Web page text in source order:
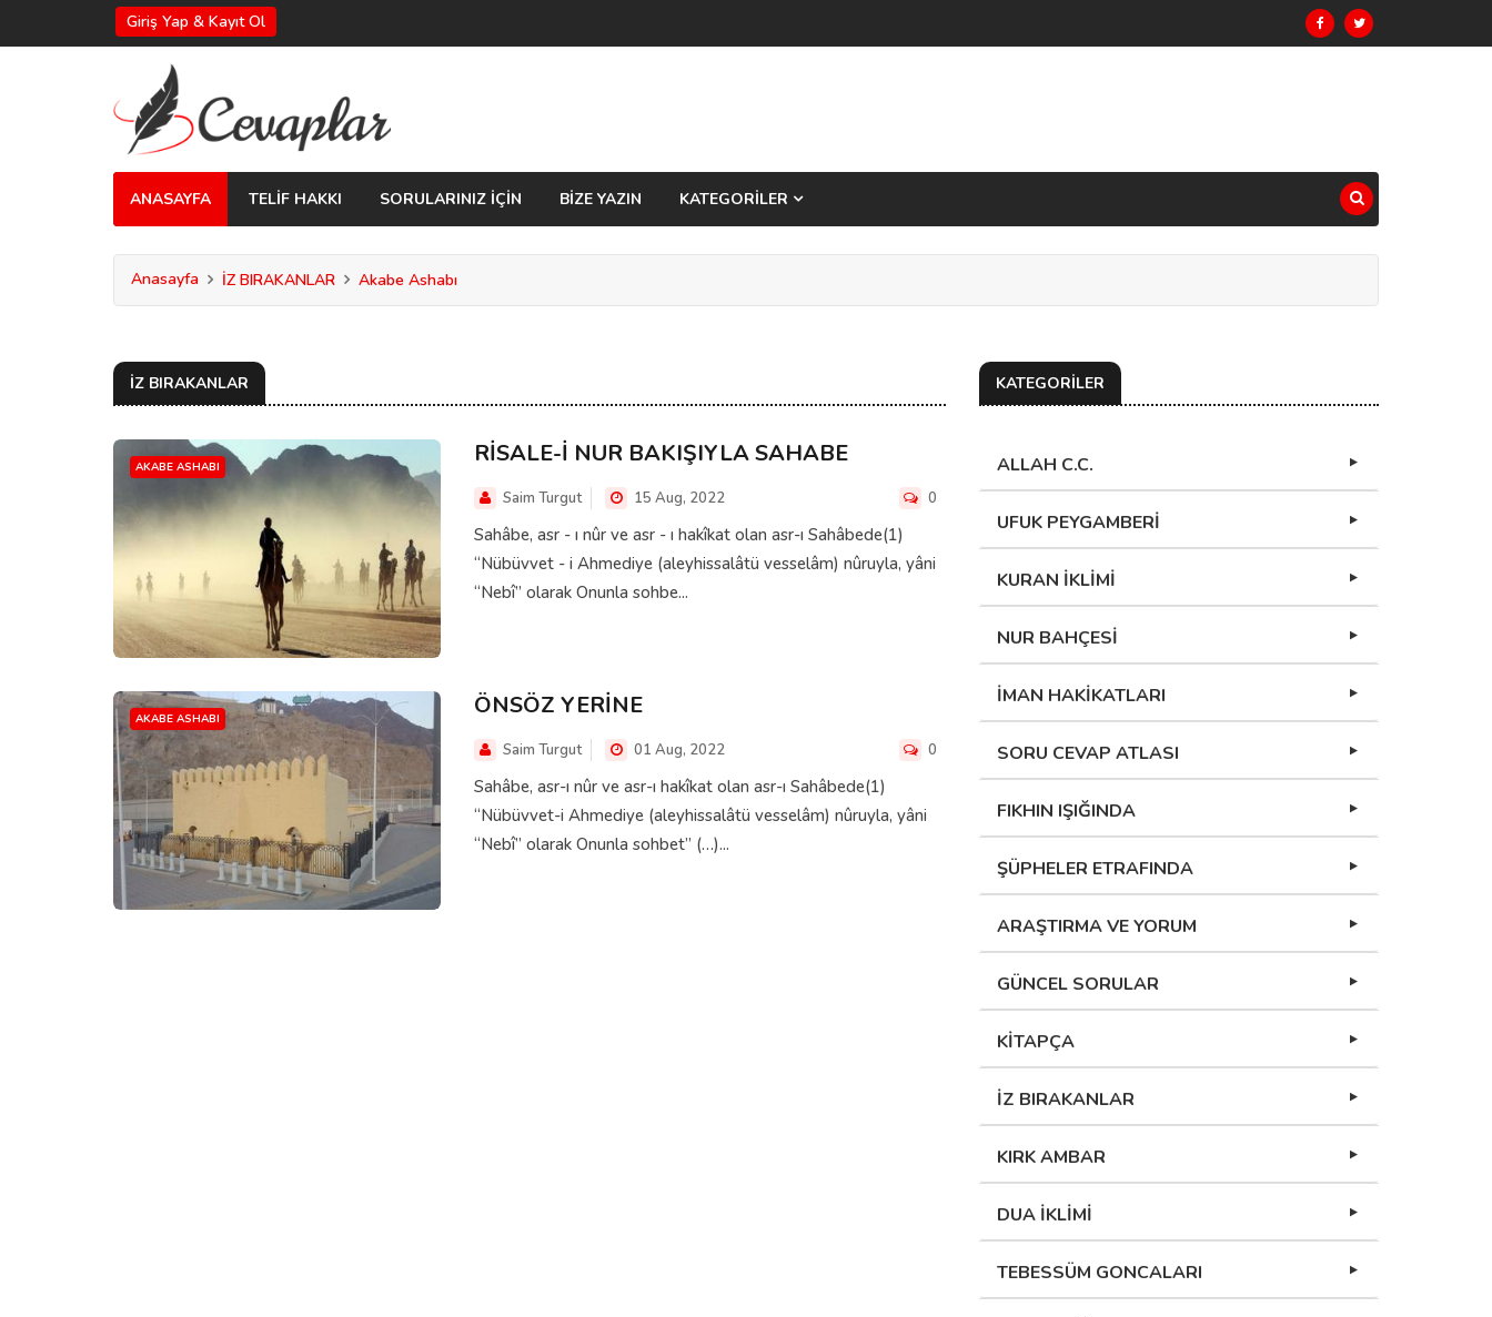
Giriş Yap & Kayıt Ol
ANASAYFA TELİF HAKKI SORULARINIZ İÇİN BİZE YAZIN KATEGORİLER
Anasayfa İZ BIRAKANLAR Akabe Ashabı
İZ BIRAKANLAR
AKABE ASHABI RİSALE-İ NUR BAKIŞIYLA SAHABE
Saim Turgut 15 Aug, 2022 0
Sahâbe, asr - ı nûr ve asr - ı hakîkat olan asr-ı Sahâbede(1)
“Nübüvvet - i Ahmediye (aleyhissalâtü vesselâm) nûruyla, yâni
“Nebî” olarak Onunla sohbe...
AKABE ASHABI ÖNSÖZ YERİNE
Saim Turgut 01 Aug, 2022 0
Sahâbe, asr-ı nûr ve asr-ı hakîkat olan asr-ı Sahâbede(1)
“Nübüvvet-i Ahmediye (aleyhissalâtü vesselâm) nûruyla, yâni
“Nebî” olarak Onunla sohbet” (…)...
KATEGORİLER
ALLAH C.C.
UFUK PEYGAMBERİ
KURAN İKLİMİ
NUR BAHÇESİ
İMAN HAKİKATLARI
SORU CEVAP ATLASI
FIKHIN IŞIĞINDA
ŞÜPHELER ETRAFINDA
ARAŞTIRMA VE YORUM
GÜNCEL SORULAR
KİTAPÇA
İZ BIRAKANLAR
KIRK AMBAR
DUA İKLİMİ
TEBESSÜM GONCALARI